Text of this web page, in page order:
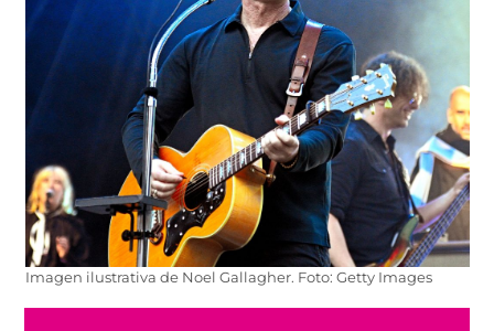
Imagen ilustrativa de Noel Gallagher. Foto: Getty Images